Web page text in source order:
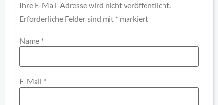
Ihre E-Mail-Adresse wird nicht veröffentlicht.
Erforderliche Felder sind mit * markiert
Name *
E-Mail *